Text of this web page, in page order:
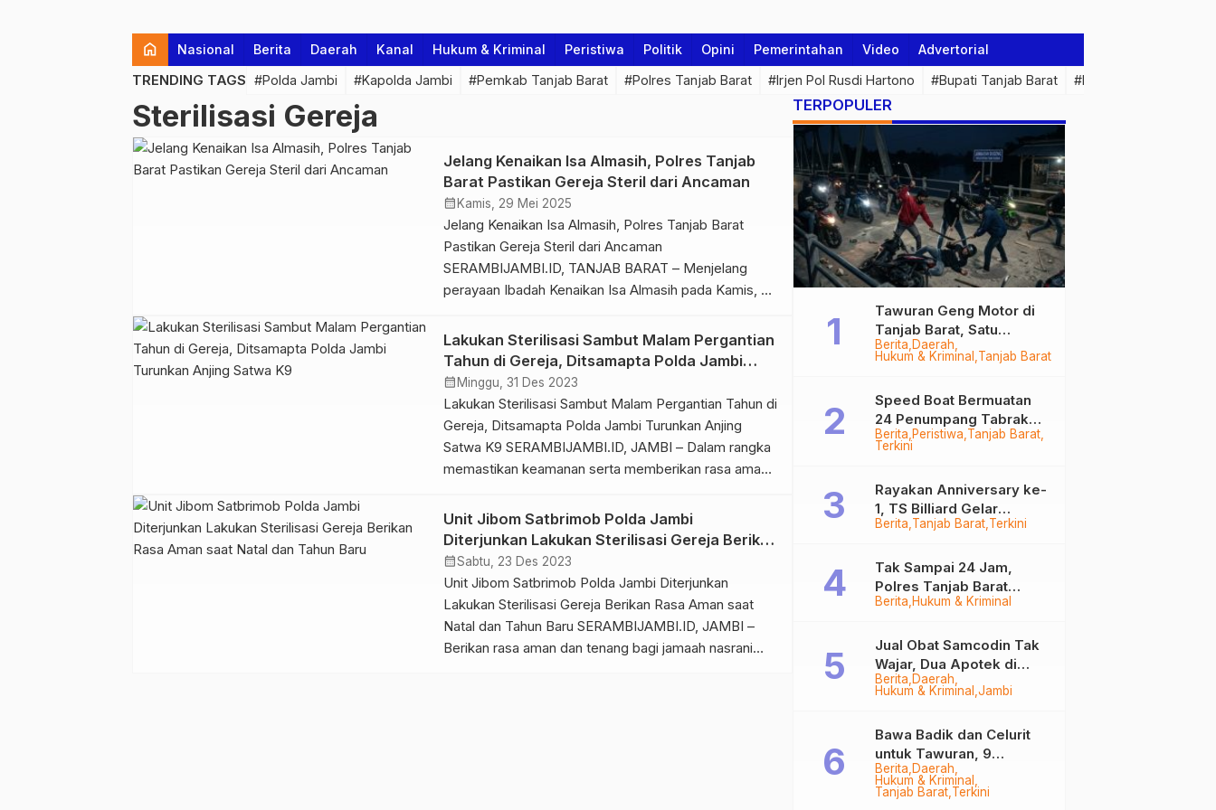
home Nasional Berita Daerah Kanal Hukum & Kriminal Peristiwa Politik Opini Pemerintahan Video Advertorial
TRENDING TAGS #Polda Jambi #Kapolda Jambi #Pemkab Tanjab Barat #Polres Tanjab Barat #Irjen Pol Rusdi Hartono #Bupati Tanjab Barat #Pemprov Jambi
Sterilisasi Gereja
Jelang Kenaikan Isa Almasih, Polres Tanjab
Barat Pastikan Gereja Steril dari Ancaman
calendar_month Kamis, 29 Mei 2025
Jelang Kenaikan Isa Almasih, Polres Tanjab Barat
Pastikan Gereja Steril dari Ancaman
SERAMBIJAMBI.ID, TANJAB BARAT – Menjelang
perayaan Ibadah Kenaikan Isa Almasih pada Kamis, 29
melakukan sterilisasi di seluruh gereja di wilayah
hukumnya. Langkah ini diambil untuk memastikan
kelancaran dan keamanan ibadah bagi umat Kristiani,
sekaligus mencegah potensi […]
Lakukan Sterilisasi Sambut Malam Pergantian
Tahun di Gereja, Ditsamapta Polda Jambi
Turunkan Anjing Satwa K9
calendar_month Minggu, 31 Des 2023
Lakukan Sterilisasi Sambut Malam Pergantian Tahun di
Gereja, Ditsamapta Polda Jambi Turunkan Anjing
Satwa K9 SERAMBIJAMBI.ID, JAMBI – Dalam rangka
memastikan keamanan serta memberikan rasa aman
perayaan malam pergantian tahun di beberapa Gereja
yang ada di Kota Jambi, Ditsamapta Polda Jambi
menurunkan 2 Anjing Satwa K9, Minggu (31/12/23). Dir
Samapta […]
Unit Jibom Satbrimob Polda Jambi
Diterjunkan Lakukan Sterilisasi Gereja Berikan
Rasa Aman saat Natal dan Tahun Baru
calendar_monthSabtu, 23 Des 2023
Unit Jibom Satbrimob Polda Jambi Diterjunkan
Lakukan Sterilisasi Gereja Berikan Rasa Aman saat
Natal dan Tahun Baru SERAMBIJAMBI.ID, JAMBI –
Berikan rasa aman dan tenang bagi jamaah nasrani
TERPOPULER
Berita Daerah
Hukum & Kriminal Tanjab Barat
Tawuran Geng Motor di
Tanjab Barat, Satu
Remaja Kritis Dibacok, 3
Pelaku Ditangkap
Berita Peristiwa Tanjab Barat
Terkini
Speed Boat Bermuatan
24 Penumpang Tabrak
Togok di Kuala Tungkal,
Berita Tanjab Barat Terkini
Rayakan Anniversary ke-
1, TS Billiard Gelar
Turnamen 9 Ball
Berita Hukum & Kriminal
Tak Sampai 24 Jam,
Polres Tanjab Barat
Ringkus Komplotan
Tungkal
Berita Daerah
Hukum & Kriminal Jambi
Jual Obat Samcodin Tak
Wajar, Dua Apotek di
Tanjab Barat Disegel
Berita Daerah
Hukum & Kriminal
Tanjab Barat Terkini
Bawa Badik dan Celurit
untuk Tawuran, 9
Anggota Geng Motor di
Tanjab Barat Diringkus